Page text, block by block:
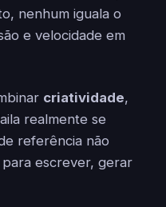
nenhum iguala o
e velocidade em
criatividade,
realmente se
referência não
escrever, gerar